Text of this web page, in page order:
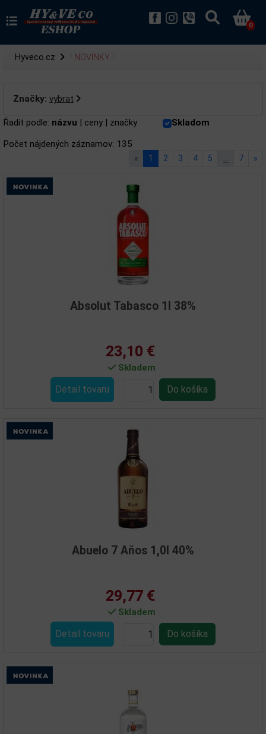
0
Hyveco.cz ! NOVINKY !
Značky: vybrat
Řadit podle: názvu | ceny | značky
Skladom
Počet nájdených záznamov: 135
« 1 2 3 4 5 7 »
Absolut Tabasco 1l 38%
23,10 €
Skladem
Detail tovaru
Abuelo 7 Aňos 1,0l 40%
29,77 €
Skladem
Detail tovaru